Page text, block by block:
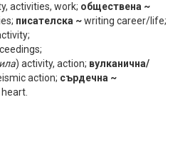
activities, work; обществена ~
писателска ~writing career/life;
) activity, action; вулканична/
action; сърдечна ~